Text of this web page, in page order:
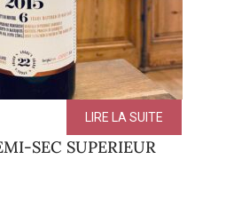
SEC SUPERIEUR
LIRE LA SUITE